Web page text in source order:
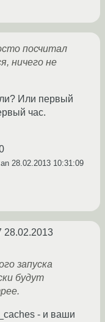
посчитал
ничего не
Или первый
час.
28.02.2013 10:31:09
28.02.2013
запуска
будут
- и ваши